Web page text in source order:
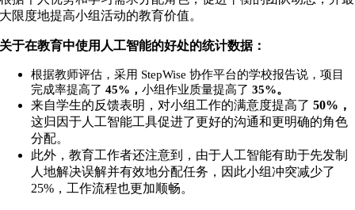
大限度地提高小组活动的教育价值。
关于在教育中使用人工智能的好处的统计数据：
根据教师评估，采用 StepWise 协作平台的学校报告说，项目
完成率提高了45%，小组作业质量提高了35%。
来自学生的反馈表明 ，对小组工作的满意度提高了50%，
这归因于人工智能工具促进了更好的沟通和更明确的角色
分配。
此外，教育工作者还注意到
， 由于人工智能有助于先发制
人地解决误解并有效地分配任务，因此小组冲突减少了
25%，工作流程也更加顺畅。